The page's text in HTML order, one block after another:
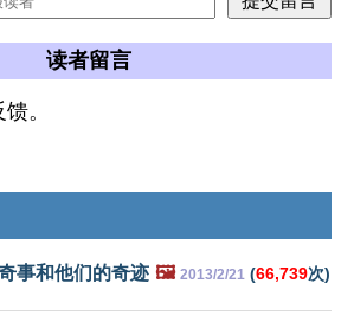
读者留言
。
事和他们的奇迹 🖼️ 2013/2/21 (66,739次)